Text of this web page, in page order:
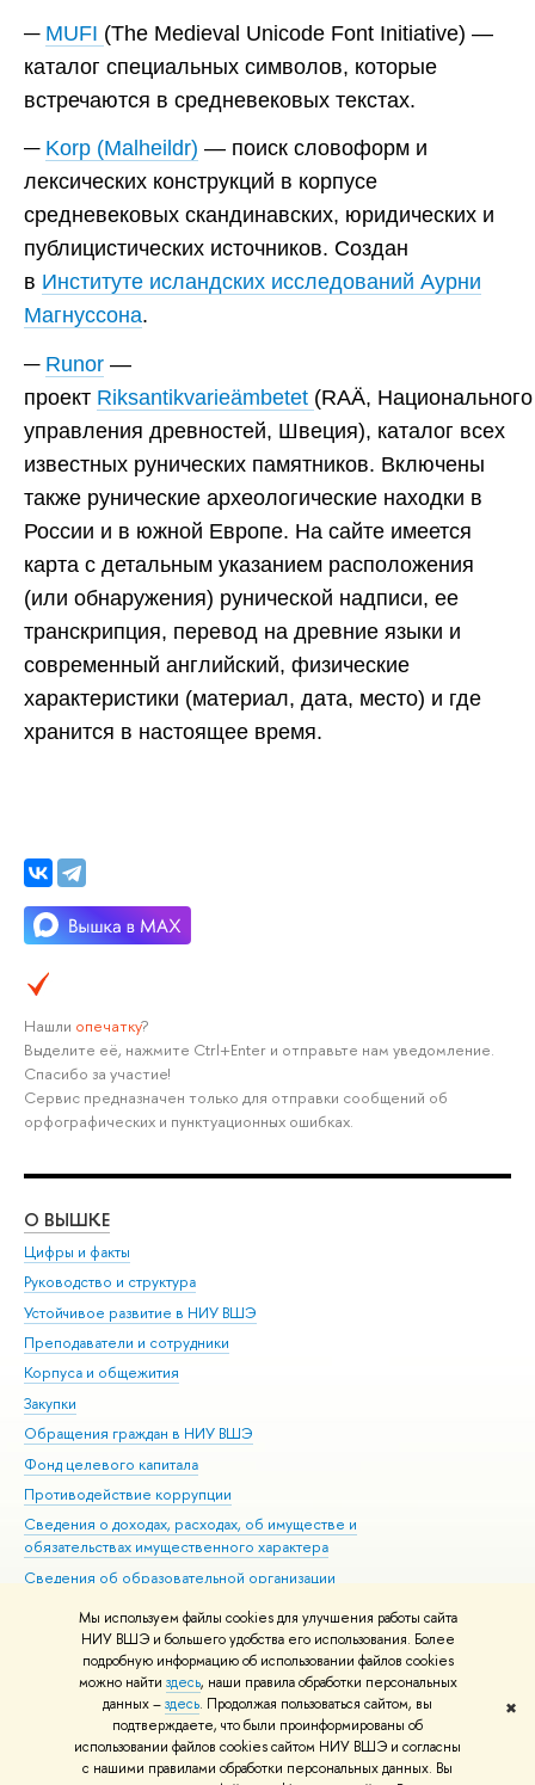
Мы используем файлы cookies для улучшения работы сайта
НИУ ВШЭ и большего удобства его использования. Более
подробную информацию об использовании файлов cookies
можно найти здесь, наши правила обработки персональных
данных –здесь. Продолжая пользоваться сайтом, вы
подтверждаете, что были проинформированы об
использовании файлов cookies сайтом НИУ ВШЭ и согласны
с нашими правилами обработки персональных данных. Вы
✖
MUFI (The Medieval Unicode Font Initiative) —
каталог специальных символов, которые
встречаются в средневековых текстах.
Korp (Malheildr) — поиск словоформ и
лексических конструкций в корпусе
средневековых скандинавских, юридических и
публицистических источников. Создан
в Институте исландских исследований Аурни
Магнуссона.
Runor —
проект Riksantikvarieämbetet (RAÄ, Национального
управления древностей, Швеция), каталог всех
известных рунических памятников. Включены
также рунические археологические находки в
России и в южной Европе. На сайте имеется
карта с детальным указанием расположения
(или обнаружения) рунической надписи, ее
транскрипция, перевод на древние языки и
современный английский, физические
характеристики (материал, дата, место) и где
хранится в настоящее время.
Нашли опечатку?
Выделите её, нажмите Ctrl+Enter и отправьте нам уведомление.
Спасибо за участие!
Сервис предназначен только для отправки сообщений об
орфографических и пунктуационных ошибках.
О ВЫШКЕ
Цифры и факты
Руководство и структура
Устойчивое развитие в НИУ ВШЭ
Преподаватели и сотрудники
Корпуса и общежития
Закупки
Обращения граждан в НИУ ВШЭ
Фонд целевого капитала
Противодействие коррупции
Сведения о доходах, расходах, об имуществе и
обязательствах имущественного характера
Сведения об образовательной организации
Людям с ограниченными возможностями здоровья
Единая платежная страница
Работа в Вышке
© НИУ ВШЭ 1993–2026 Адреса и контакты Условия использования
материалов Политика конфиденциальности Карта сайта